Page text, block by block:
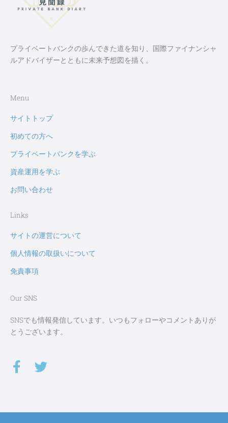
プライベートバンクの歩んできた道を知り、国際ファイナンシャ
ルアドバイザーとともに未来予想図を描く。
Menu
サイトトップ
初めての方へ
プライベートバンクを学ぶ
資産運用を学ぶ
お問い合わせ
Links
サイトの運営について
個人情報の取扱いについて
免責事項
Our SNS
SNSでも情報発信しています。いつもフォローやコメントありが
とうございます。
F
a
b
T
t